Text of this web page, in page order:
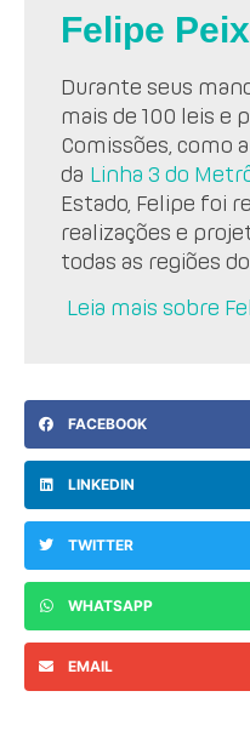
Felipe
Durante seus
mais de 100 leis e
Comissões, como
da Linha 3 do
Estado, Felipe foi
realizações e
todas as regiões do
Leia mais sobre
FACEBOOK
LINKEDIN
TWITTER
WHATSAPP
EMAIL